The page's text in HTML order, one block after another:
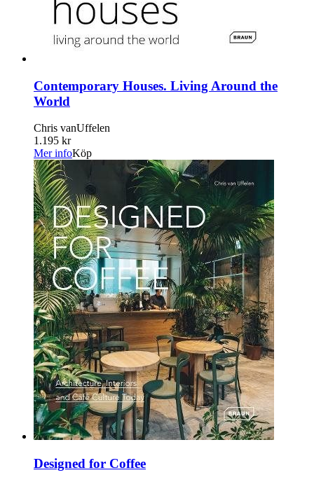
Contemporary Houses. Living Around the
World
Chris vanUffelen
1.195 kr
Mer infoKöp
Designed for Coffee